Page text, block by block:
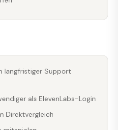
langfristiger Support
als ElevenLabs-Login
Direktvergleich